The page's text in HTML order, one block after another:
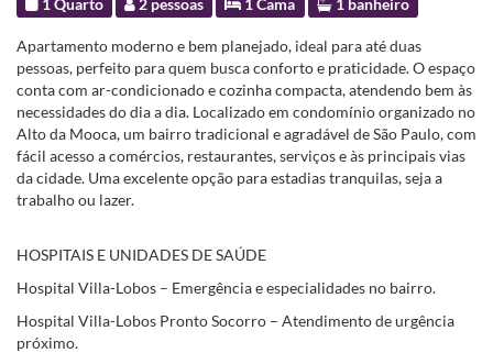
1 Quarto 2 pessoas 1 Cama 1 banheiro
Apartamento moderno e bem planejado, ideal para até duas
pessoas, perfeito para quem busca conforto e praticidade. O espaço
conta com ar-condicionado e cozinha compacta, atendendo bem às
necessidades do dia a dia. Localizado em condomínio organizado no
Alto da Mooca, um bairro tradicional e agradável de São Paulo, com
fácil acesso a comércios, restaurantes, serviços e às principais vias
da cidade. Uma excelente opção para estadias tranquilas, seja a
trabalho ou lazer.
HOSPITAIS E UNIDADES DE SAÚDE
Hospital Villa-Lobos – Emergência e especialidades no bairro.
Hospital Villa-Lobos Pronto Socorro – Atendimento de urgência
próximo.